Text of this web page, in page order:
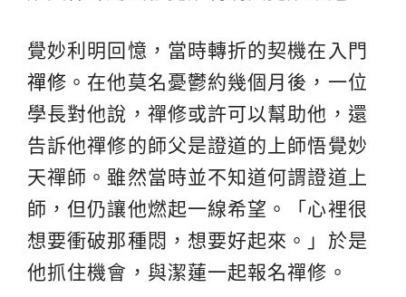
覺妙利明回憶，當時轉折的契機在入門
禪修 。在他莫名憂鬱約幾個月後，一位
學長對他說，禪修或許可以幫助他，還
告訴他禪修的師父是證道的上師悟覺妙
天禪師。雖然當時並不知道何謂證道上
師，但仍讓他燃起一線希望。「心裡很
想要衝破那種悶，想要好起來。」於是
他抓住機會，與潔蓮一起報名禪修。